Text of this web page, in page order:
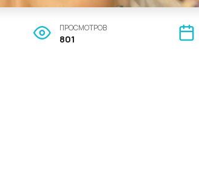
ПРОСМОТРОВ
801